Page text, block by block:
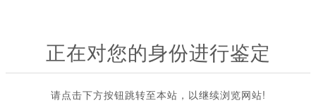
正在对您的身份进行鉴定
请点击下方按钮跳转至本站，以继续浏览网站!